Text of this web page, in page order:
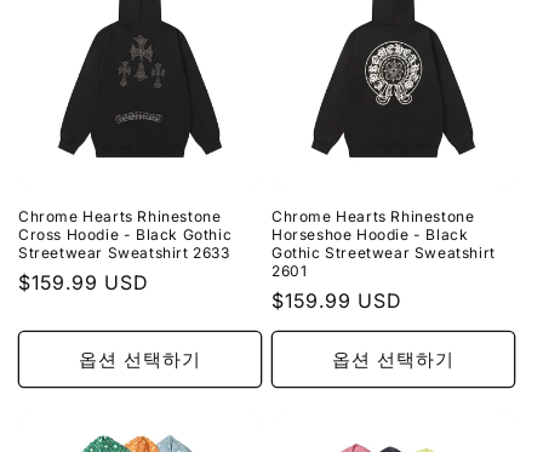
Chrome Hearts Rhinestone
Cross Hoodie - Black Gothic
Streetwear Sweatshirt 2633
정
$159.99 USD
옵션 선택하기
Chrome Hearts Rhinestone
Horseshoe Hoodie - Black
Gothic Streetwear Sweatshirt
2601
정
가
$159.99 USD
옵션 선택하기